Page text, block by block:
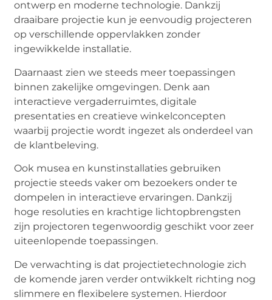
ontwerp en moderne technologie. Dankzij
draaibare projectie kun je eenvoudig projecteren
op verschillende oppervlakken zonder
ingewikkelde installatie.
Daarnaast zien we steeds meer toepassingen
binnen zakelijke omgevingen. Denk aan
interactieve vergaderruimtes, digitale
presentaties en creatieve winkelconcepten
waarbij projectie wordt ingezet als onderdeel van
de klantbeleving.
Ook musea en kunstinstallaties gebruiken
projectie steeds vaker om bezoekers onder te
dompelen in interactieve ervaringen. Dankzij
hoge resoluties en krachtige lichtopbrengsten
zijn projectoren tegenwoordig geschikt voor zeer
uiteenlopende toepassingen.
De verwachting is dat projectietechnologie zich
de komende jaren verder ontwikkelt richting nog
slimmere en flexibelere systemen. Hierdoor